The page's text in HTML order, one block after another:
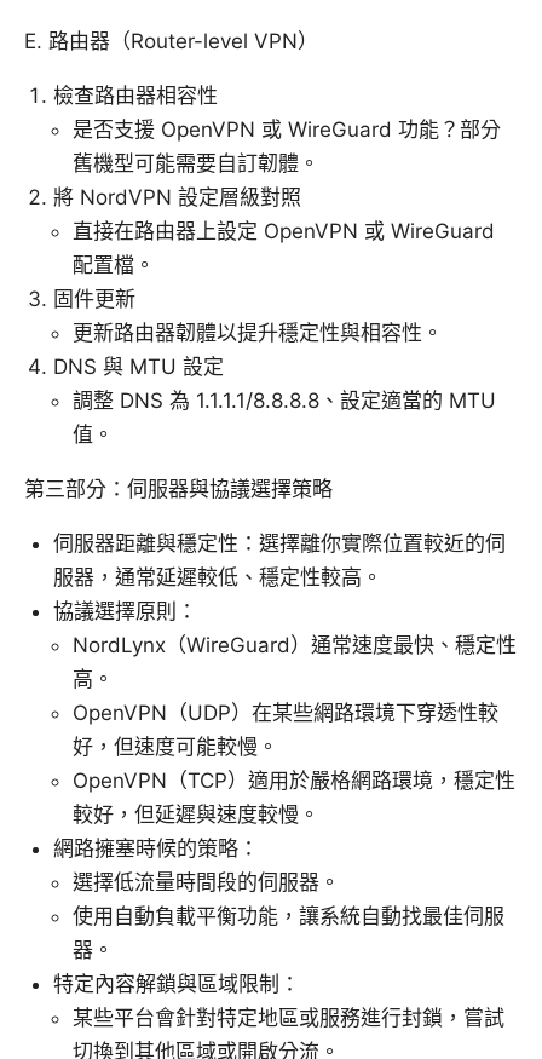
E. 路由器（Router-level VPN）
檢查路由器相容性
是否支援 OpenVPN 或 WireGuard 功能？部分
舊機型可能需要自訂韌體。
將 NordVPN 設定層級對照
直接在路由器上設定 OpenVPN 或 WireGuard
配置檔。
固件更新
更新路由器韌體以提升穩定性與相容性。
DNS 與 MTU 設定
調整 DNS 為 1.1.1.1/8.8.8.8、設定適當的 MTU
值。
第三部分：伺服器與協議選擇策略
伺服器距離與穩定性：選擇離你實際位置較近的伺
服器，通常延遲較低、穩定性較高。
協議選擇原則：
NordLynx（WireGuard）通常速度最快、穩定性
高。
OpenVPN（UDP）在某些網路環境下穿透性較
好，但速度可能較慢。
OpenVPN（TCP）適用於嚴格網路環境，穩定性
較好，但延遲與速度較慢。
網路擁塞時候的策略：
選擇低流量時間段的伺服器。
使用自動負載平衡功能，讓系統自動找最佳伺服
器。
特定內容解鎖與區域限制：
某些平台會針對特定地區或服務進行封鎖，嘗試
切換到其他區域或開啟分流。